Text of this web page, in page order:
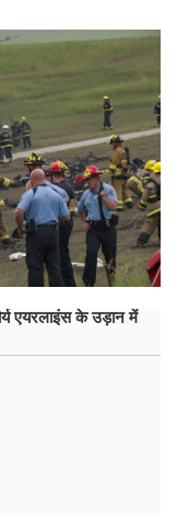
एयरलाइंस के उड़ान में